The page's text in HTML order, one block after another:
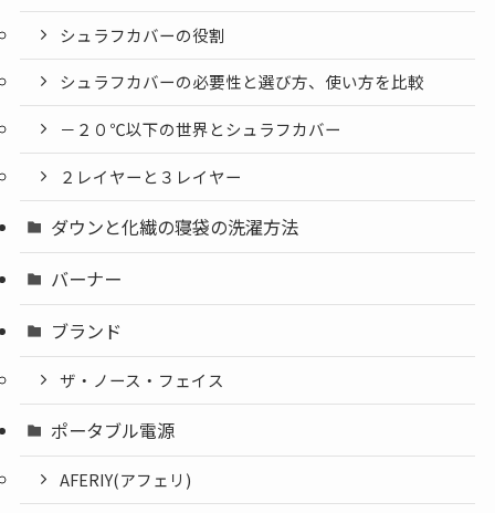
シュラフカバーの役割
シュラフカバーの必要性と選び方、使い方を比較
－２０℃以下の世界とシュラフカバー
２レイヤーと３レイヤー
ダウンと化繊の寝袋の洗濯方法
バーナー
ブランド
ザ・ノース・フェイス
ポータブル電源
AFERIY(アフェリ)